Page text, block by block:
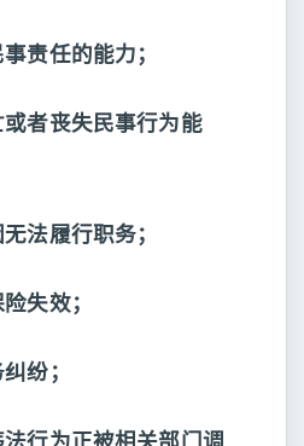
责任的能力；
或者丧失民事行为能
法履行职务；
失效；
纷；
法行为正被相关部门调